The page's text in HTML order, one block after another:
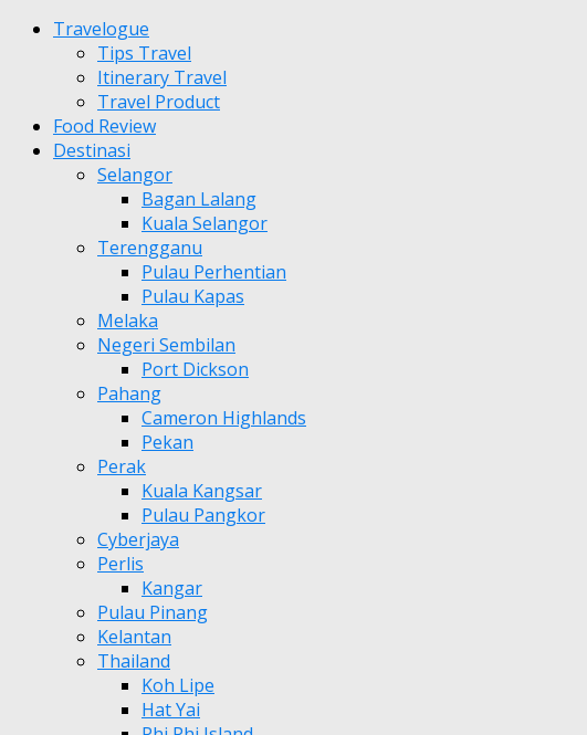
Travelogue
Tips Travel
Itinerary Travel
Travel Product
Food Review
Destinasi
Selangor
Bagan Lalang
Kuala Selangor
Terengganu
Pulau Perhentian
Pulau Kapas
Melaka
Negeri Sembilan
Port Dickson
Pahang
Cameron Highlands
Pekan
Perak
Kuala Kangsar
Pulau Pangkor
Cyberjaya
Perlis
Kangar
Pulau Pinang
Kelantan
Thailand
Koh Lipe
Hat Yai